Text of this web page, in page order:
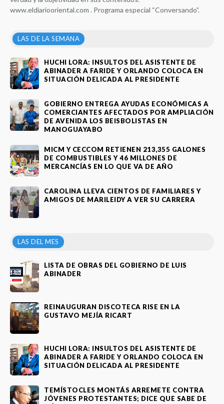
www.eldiariooriental.com . Programa especial “Conversando”.
LAS DE LA SEMANA
HUCHI LORA: INSULTOS DEL ASISTENTE DE
ABINADER A FARIDE Y ORLANDO COLOCA EN
SITUACIÓN DELICADA AL PRESIDENTE
GOBIERNO ENTREGA AYUDAS ECONÓMICAS A
COMERCIANTES AFECTADOS POR AMPLIACIÓN
DE AVENIDA LOS BEISBOLISTAS EN
MANOGUAYABO
MICM Y CECCOM RETIENEN 213,355 GALONES
DE COMBUSTIBLES Y 46 MILLONES DE
MERCANCÍAS EN LO QUE VA DE AÑO
CAROLINA LLEVA CIENTOS DE FAMILIARES Y
AMIGOS DE MARILEIDY A VER SU CARRERA
LAS DEL MES
LISTA DE OBRAS DEL GOBIERNO DE LUIS
ABINADER
REINAUGURAN DISCOTECA RISE EN LA
GUSTAVO MEJÍA RICART
HUCHI LORA: INSULTOS DEL ASISTENTE DE
ABINADER A FARIDE Y ORLANDO COLOCA EN
SITUACIÓN DELICADA AL PRESIDENTE
TEMÍSTOCLES MONTÁS ARREMETE CONTRA
JÓVENES PROTESTANTES; DICE QUE SABE DE